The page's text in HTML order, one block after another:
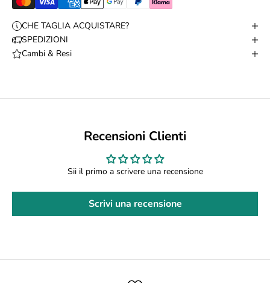
CHE TAGLIA ACQUISTARE?
SPEDIZIONI
Cambi & Resi
Recensioni Clienti
Sii il primo a scrivere una recensione
Scrivi una recensione